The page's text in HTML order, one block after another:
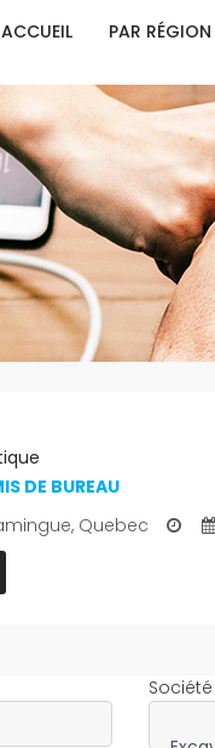
ACCUEIL PAR RÉGION
DE BUREAU
Quebec
Société